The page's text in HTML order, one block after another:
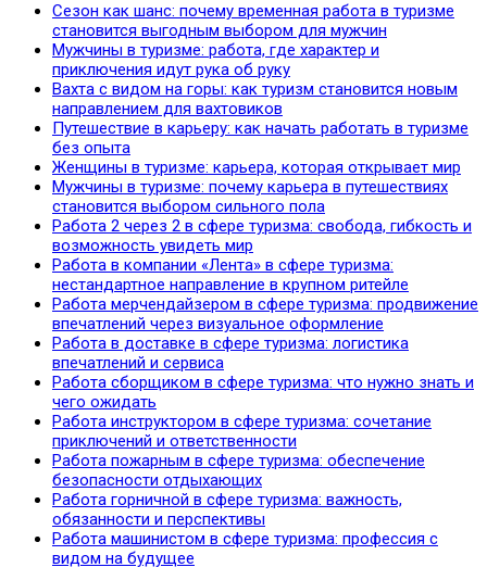
Сезон как шанс: почему временная работа в туризме
становится выгодным выбором для мужчин
Мужчины в туризме: работа, где характер и
приключения идут рука об руку
Вахта с видом на горы: как туризм становится новым
направлением для вахтовиков
Путешествие в карьеру: как начать работать в туризме
без опыта
Женщины в туризме: карьера, которая открывает мир
Мужчины в туризме: почему карьера в путешествиях
становится выбором сильного пола
Работа 2 через 2 в сфере туризма: свобода, гибкость и
возможность увидеть мир
Работа в компании «Лента» в сфере туризма:
нестандартное направление в крупном ритейле
Работа мерчендайзером в сфере туризма: продвижение
впечатлений через визуальное оформление
Работа в доставке в сфере туризма: логистика
впечатлений и сервиса
Работа сборщиком в сфере туризма: что нужно знать и
чего ожидать
Работа инструктором в сфере туризма: сочетание
приключений и ответственности
Работа пожарным в сфере туризма: обеспечение
безопасности отдыхающих
Работа горничной в сфере туризма: важность,
обязанности и перспективы
Работа машинистом в сфере туризма: профессия с
видом на будущее